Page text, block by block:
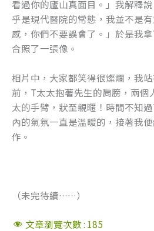
看過你的廬山真面目。」我解釋
乎是現代醫院的常態，我並不是
感，你們不要誤會了。」於是我
合照了一張像。
相片中，大家都笑得很燦爛，我
前，T太太抱著先生的肩膀，兩個
太的手臂，狀至親暱！時間不知
內的氣氛一直是溫暖的，接著我
作。
（未完待續……）
文章瀏覽次數 : 185